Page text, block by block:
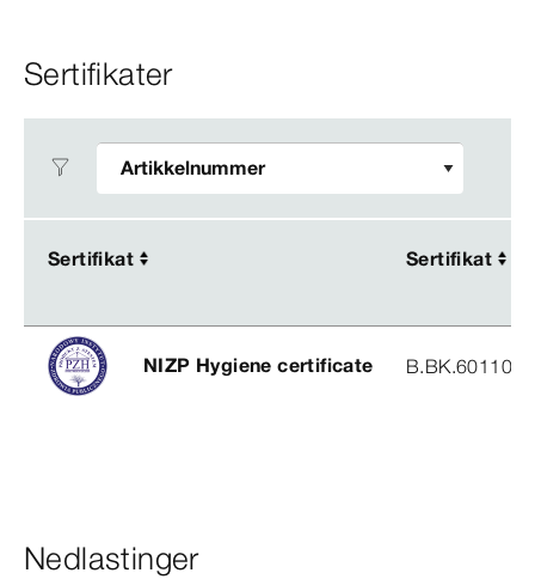
Sertifikater
Sertifikat Sertifikat
Sertifikat Sertifikat
NIZP Hygiene certificate
Nedlastinger